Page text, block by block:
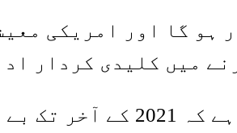
ہو گا اور امریکی
میں کلیدی کردار